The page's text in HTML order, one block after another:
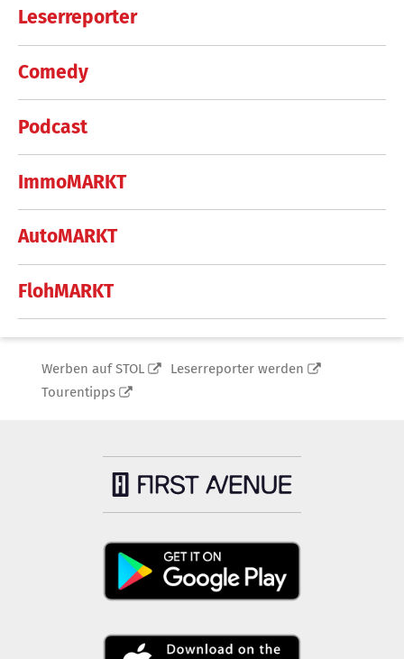
Leserreporter
Comedy
Podcast
ImmoMARKT
AutoMARKT
FlohMARKT
Werben auf STOL
Leserreporter werden
Tourentipps